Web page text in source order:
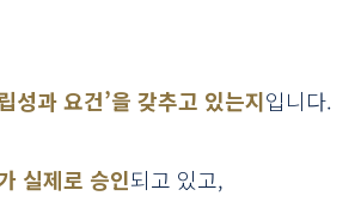
성과 요건’을 갖추고 있는지입니다.
실제로 승인되고 있고,